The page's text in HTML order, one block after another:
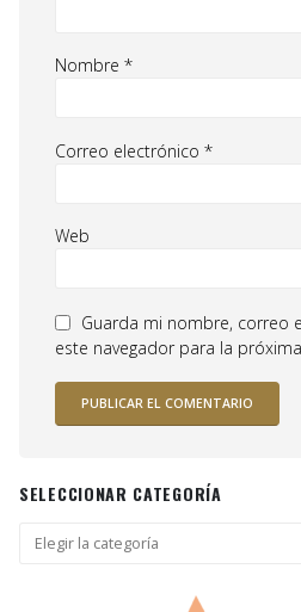
Nombre *
Correo electrónico *
Web
Guarda mi nombre, correo
este navegador para la
SELECCIONAR CATEGORÍA
Seleccionar
categoría